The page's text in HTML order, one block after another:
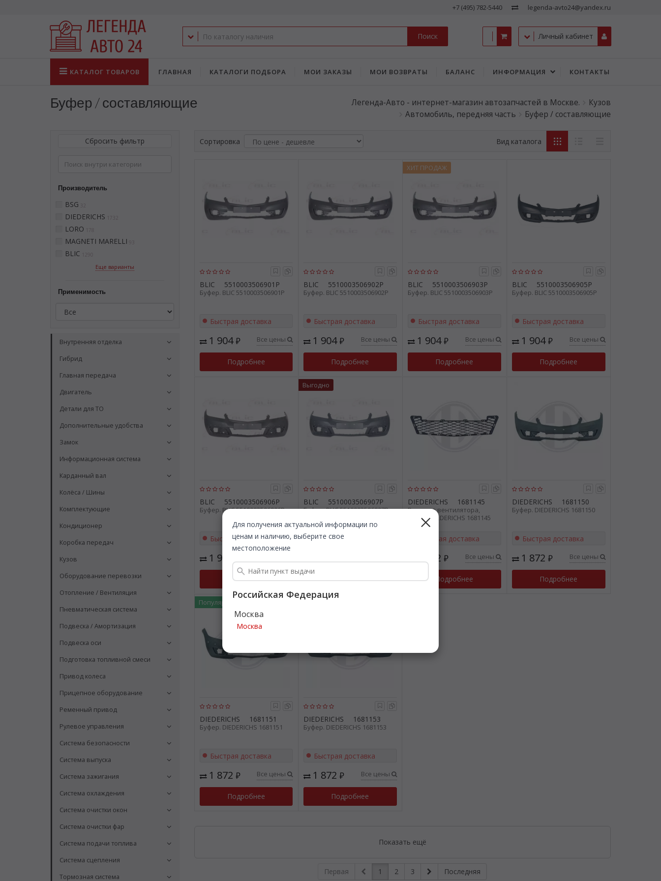
+7 (495) 782-5440 legenda-avto24@yandex.ru
Для получения актуальной информации по
ценам и наличию, выберите свое
местоположение
Российская Федерация
Москва
Москва
Поиск Личный кабинет
КАТАЛОГ ТОВАРОВ ГЛАВНАЯ КАТАЛОГИ ПОДБОРА МОИ ЗАКАЗЫ МОИ ВОЗВРАТЫ БАЛАНС ИНФОРМАЦИЯ КОНТАКТЫ
Буфер / составляющие Легенда-Авто - интернет-магазин автозапчастей в Москве.
Кузов
Автомобиль, передняя часть
Буфер / составляющие
Сбросить фильтр
Производитель
BSG 32
DIEDERICHS 1732
LORO 178
MAGNETI MARELLI
BLIC 1290
Еще варианты
Применимость
Внутренняя отделка
Гибрид
Главная передача
Двигатель
Детали для ТО
Дополнительные удобства
Замок
Информационная система
Карданный вал
Колёса / Шины
Комплектующие
Кондиционер
Коробка передач
Кузов
Оборудование перевозки
Отопление / Вентиляция
Пневматическая система
Подвеска / Амортизация
Подвеска оси
Подготовка топливной смеси
Привод колеса
Прицепное оборудование
Ременный привод
Рулевое управления
Система безопасности
Система выпуска
Система зажигания
Система охлаждения
Система очистки окон
Система очистки фар
Система подачи топлива
Система сцепления
Тормозная система
Сортировка Вид каталога
BLIC 5510003506901P
Буфер. BLIC 5510003506901P
Быстрая доставка
1 904₽ Все цены
Подробнее
BLIC 5510003506902P
Буфер. BLIC 5510003506902P
Быстрая доставка
1 904₽ Все цены
Подробнее
BLIC 5510003506903P
Буфер. BLIC 5510003506903P
ХИТ ПРОДАЖ
Быстрая доставка
1 904₽ Все цены
Подробнее
BLIC 5510003506905P
Буфер. BLIC 5510003506905P
Быстрая доставка
1 904₽ Все цены
Подробнее
BLIC 5510003506906P
Буфер. BLIC 5510003506906P
Быстрая доставка
1 904
Подробнее
BLIC 5510003506907P
Буфер. BLIC 5510003506907P
Выгодно
Быстрая доставка
Подробнее
DIEDERICHS 1681145
Решетка вентилятора,
буфер. DIEDERICHS 1681145
Быстрая доставка
1 872₽ Все цены
Подробнее
DIEDERICHS 1681150
Буфер. DIEDERICHS 1681150
Быстрая доставка
1 872₽ Все цены
Подробнее
DIEDERICHS 1681151
Буфер. DIEDERICHS 1681151
Популярно
Быстрая доставка
1 872 ₽ Все цены
Подробнее
DIEDERICHS 1681153
Буфер. DIEDERICHS 1681153
Быстрая доставка
1 872₽ Все цены
Подробнее
Показать ещё
Первая 1 2 3 Последняя